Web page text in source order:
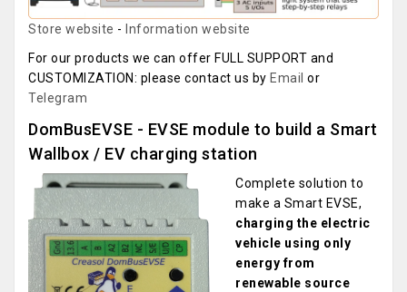
Store website - Information website
For our products we can offer FULL SUPPORT and
CUSTOMIZATION: please contact us by Email or
Telegram
DomBusEVSE - EVSE module to build a Smart
Wallbox / EV charging station
Complete solution to
make a Smart EVSE,
charging the electric
vehicle using only
energy from
renewable source